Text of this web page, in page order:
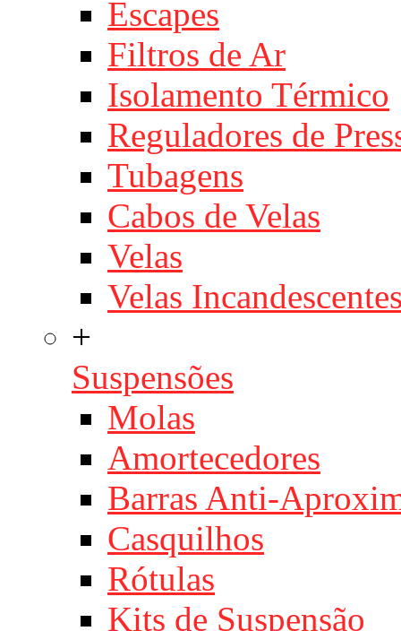
Escapes
Filtros de Ar
Isolamento Térmico
Reguladores de
Tubagens
Cabos de Velas
Velas
Velas
+
Suspensões
Molas
Amortecedores
Barras Anti-
Casquilhos
Rótulas
Kits de Suspensão